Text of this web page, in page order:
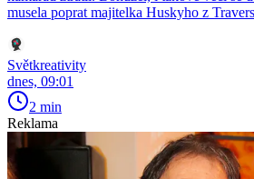
musela poprat majitelka Huskyho z
Světkreativity
dnes, 09:01
2 min
Reklama